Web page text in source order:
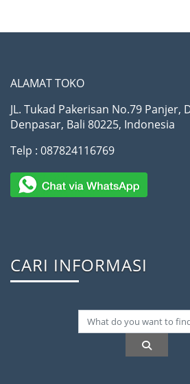
ALAMAT TOKO
JL. Tukad Pakerisan No.79 Panjer,
Denpasar, Bali 80225, Indonesia
Telp : 087824116769
CARI INFORMASI